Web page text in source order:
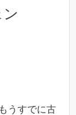
うすでに古